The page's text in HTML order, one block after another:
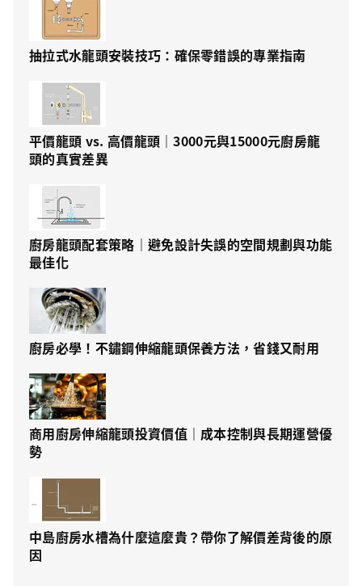
抽拉式水龍頭安裝技巧：確保零錯誤的專業指南
平價龍頭 vs. 高價龍頭｜3000元與15000元廚房龍
頭的真實差異
廚房龍頭配套策略｜避免設計失誤的空間規劃與功能
最佳化
廚房必學！不鏽鋼伸縮龍頭保養方法，省錢又耐用
商用廚房伸縮龍頭投資價值｜成本控制與長期運營優
勢
中島廚房水槽為什麼這麼貴？帶你了解價差背後的原
因